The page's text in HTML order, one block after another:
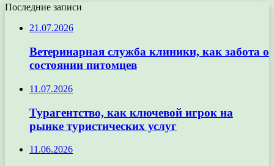
Последние записи
21.07.2026
Ветеринарная служба клиники, как забота о
состоянии питомцев
11.07.2026
Турагентство, как ключевой игрок на
рынке туристических услуг
11.06.2026